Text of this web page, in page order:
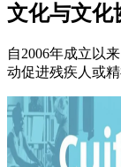
文化与文化
自2006年成立以
动促进残疾人或